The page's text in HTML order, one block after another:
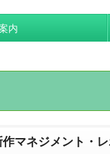
内
作マネジメント・